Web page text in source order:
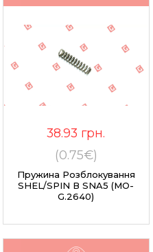
38.93 грн.
(0.75€)
Пружина Розблокування
SHEL/SPIN В SNA5 (MO-
G.2640)